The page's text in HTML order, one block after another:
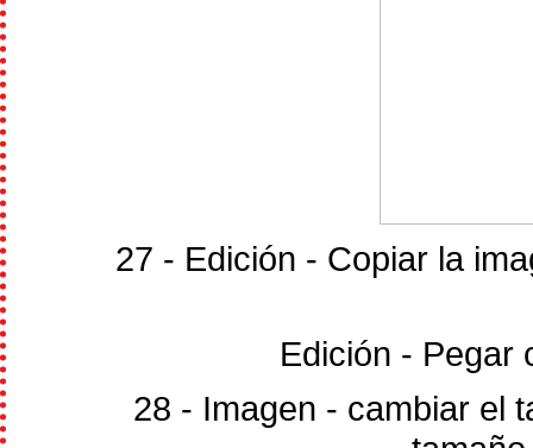
27 - Edición - Copiar la
Edición - Pegar
28 - Imagen - cambiar el